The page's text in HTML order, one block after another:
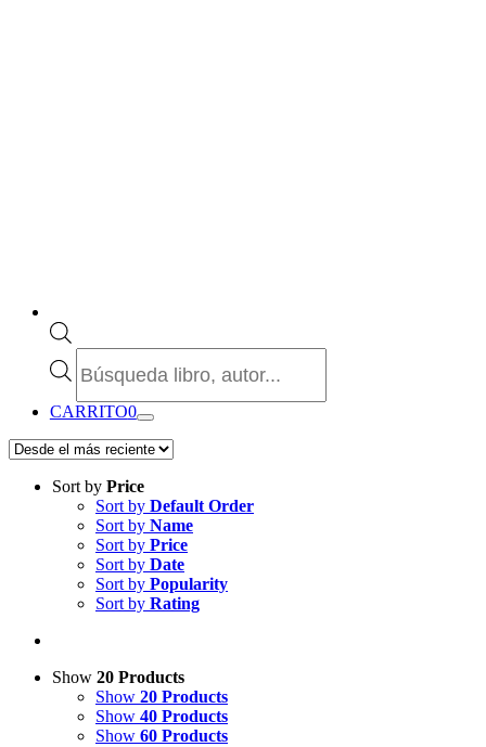
de
CARRITO0
Sort by Price
Sort by Default Order
Sort by Name
Sort by Price
Sort by Date
Sort by Popularity
Sort by Rating
Show 20 Products
Show 20 Products
Show 40 Products
Show 60 Products